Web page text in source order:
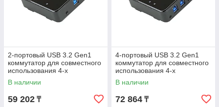
2-портовый USB 3.2 Gen1
коммутатор для совместного
использования 4-х
периферийных устройств
US3324 ATEN
В наличии
59 202 ₸
4-портовый USB 3.2 Gen1
коммутатор для совместного
использования 4-х
периферийных устройств
US3344 ATEN
В наличии
72 864 ₸